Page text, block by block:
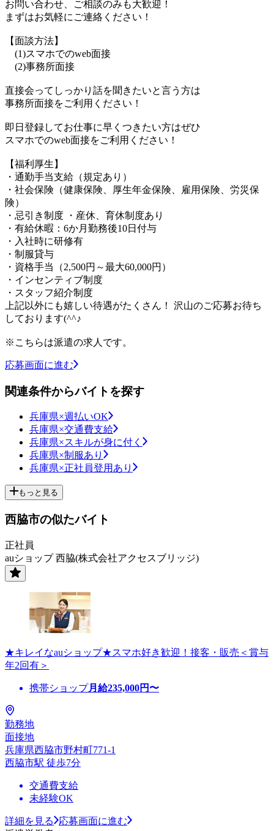
お問い合わせ、ご相談のみも大歓迎！
まずはお気軽にご連絡ください！
【面談方法】
(1)スマホでのweb面接
(2)事務所面接
直接会ってしっかり話を聞きたいと言う方は
事務所面接をご利用ください！
即日登録してお仕事に早くつきたい方はぜひ
スマホでのweb面接をご利用ください！
【福利厚生】
・通勤手当支給（規定あり）
・社会保険（健康保険、厚生年金保険、雇用保険、労災保
険）
・忌引き制度 ・産休、育休制度あり
・有給休暇：6か月勤務後10日付与
・入社時に研修有
・制服貸与
・資格手当（2,500円～最大60,000円）
・インセンティブ制度
・スタッフ紹介制度
上記以外にも嬉しい待遇がたくさん！ 沢山のご応募お待ち
しております(^^♪
※こちらは派遣の求人です。
応募画面に進む
関連条件からバイトを探す
兵庫県×週払いOK
兵庫県×交通費支給
兵庫県×スキルが身に付く
兵庫県×制服あり
兵庫県×正社員登用あり
もっと見る
西脇市の似たバイト
正社員
auショップ 西脇(株式会社アクセスブリッジ)
★キレイなauショップ★スマホ好き歓迎！接客・販売＜賞与
年2回有＞
携帯ショップ月給235,000円〜
勤務地
面接地
兵庫県西脇市野村町771-1
西脇市駅 徒歩7分
交通費支給
未経験OK
詳細を見る
応募画面に進む